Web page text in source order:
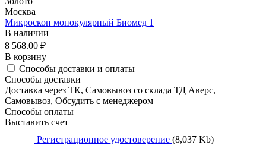
Москва
Микроскоп монокулярный Биомед 1
В наличии
8 568.00 ₽
В корзину
Способы доставки и оплаты
Способы доставки
Доставка через ТК, Самовывоз со склада ТД Аверс,
Самовывоз, Обсудить с менеджером
Способы оплаты
Выставить счет
Регистрационное удостоверение (8,037 Kb)